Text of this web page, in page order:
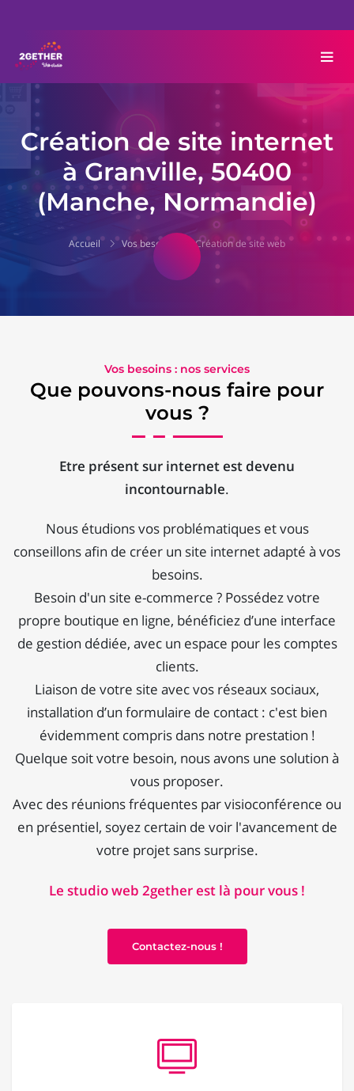
Création de site internet
à Granville, 50400
(Manche, Normandie)
Accueil Vos besoins Création de site web
Vos besoins : nos services
Que pouvons-nous faire pour
vous ?
Etre présent sur internet est devenu
incontournable.
Nous étudions vos problématiques et vous
conseillons afin de créer un site internet adapté à vos
besoins.
Besoin d'un site e-commerce ? Possédez votre
propre boutique en ligne, bénéficiez d’une interface
de gestion dédiée, avec un espace pour les comptes
clients.
Liaison de votre site avec vos réseaux sociaux,
installation d’un formulaire de contact : c'est bien
évidemment compris dans notre prestation !
Quelque soit votre besoin, nous avons une solution à
vous proposer.
Avec des réunions fréquentes par visioconférence ou
en présentiel, soyez certain de voir l'avancement de
votre projet sans surprise.
Le studio web 2gether est là pour vous !
Contactez-nous !